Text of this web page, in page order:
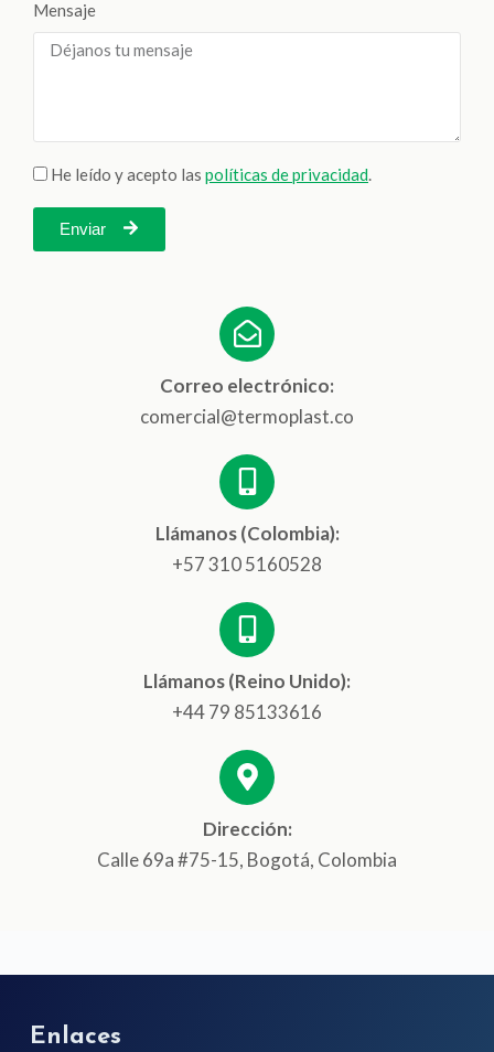
Correo electrónico:
comercial@termoplast.co
Llámanos (Colombia):
+57 310 5160528
Llámanos (Reino Unido):
+44 79 85133616
Dirección:
Calle 69a #75-15, Bogotá, Colombia
Mensaje
He leído y acepto las políticas de privacidad.
Enviar
Enlaces